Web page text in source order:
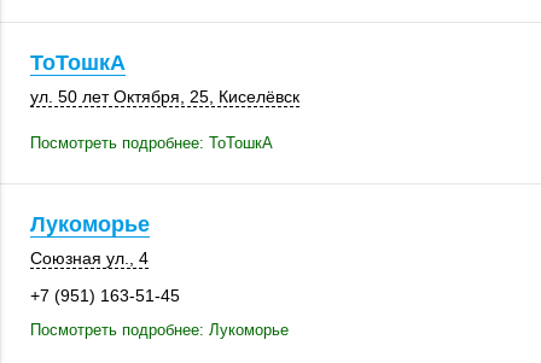
ТоТошкА
ул. 50 лет Октября, 25, Киселёвск
Посмотреть подробнее: ТоТошкА
Лукоморье
Союзная ул., 4
+7 (951) 163-51-45
Посмотреть подробнее: Лукоморье